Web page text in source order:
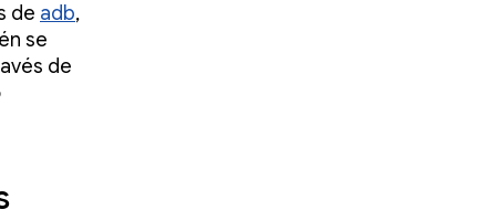
de adb,
se
de